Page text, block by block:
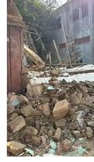
Editorial
Nacional
Cultura